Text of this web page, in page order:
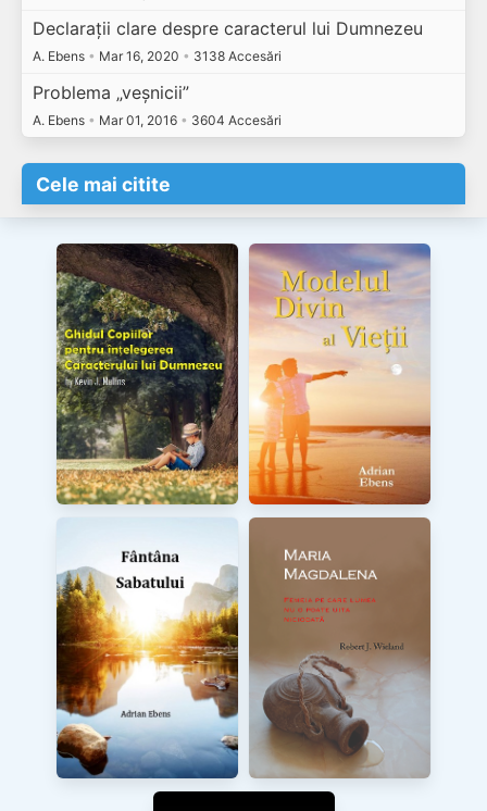
Declarații clare despre caracterul lui Dumnezeu
A. Ebens • Mar 16, 2020 • 3138 Accesări
Problema „veșnicii”
A. Ebens • Mar 01, 2016 • 3604 Accesări
Cele mai citite